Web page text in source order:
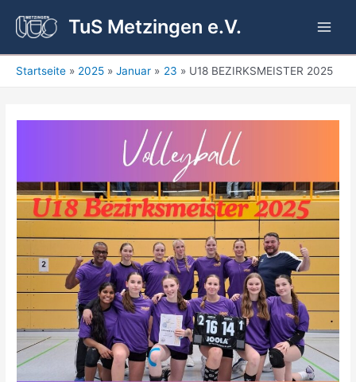
Inhalt
springen
TuS Metzingen e.V.
Startseite 2025 Januar 23 U18 BEZIRKSMEISTER 2025